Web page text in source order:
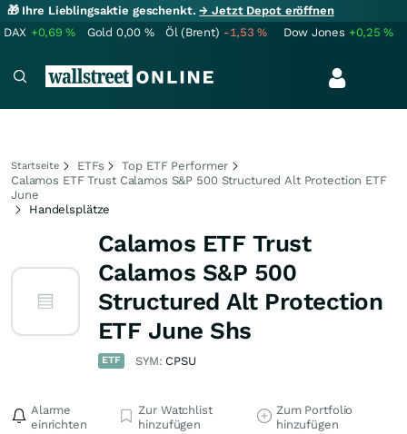
🎁 Ihre Lieblingsaktie geschenkt.→ Jetzt Depot eröffnen
DAX +0,69% Gold 0,00 % Öl (Brent) -1,53% Dow Jones +0,25%
Startseite ETFs
Top ETF Performer
Calamos ETF Trust Calamos S&P 500 Structured Alt Protection ETF
June
Handelsplätze
Calamos ETF Trust
Calamos S&P 500
Structured Alt Protection
ETF June Shs
ETF SYM: CPSU
Alarme
einrichten
Zur Watchlist
hinzufügen
Zum Portfolio
hinzufügen